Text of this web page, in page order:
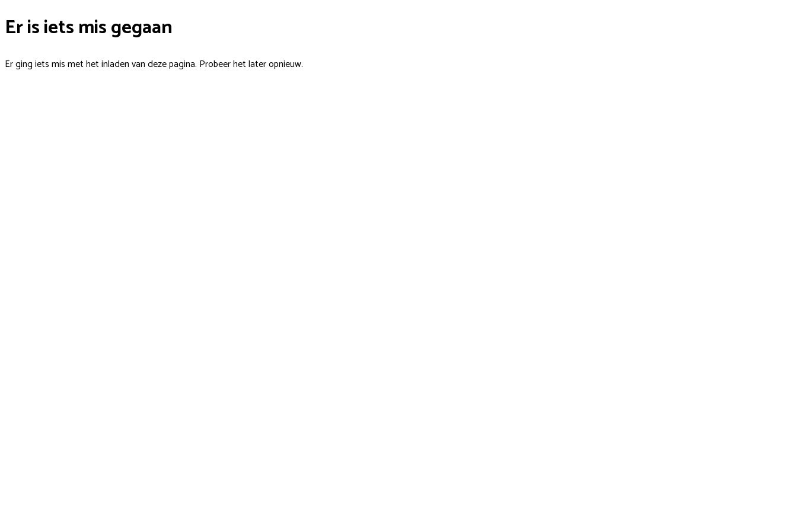
Er is iets mis gegaan
Er ging iets mis met het inladen van deze pagina. Probeer het later opnieuw.